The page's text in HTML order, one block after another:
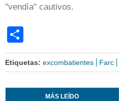
"vendía" cautivos.
Etiquetas: excombatientes Farc
MÁS LEÍDO